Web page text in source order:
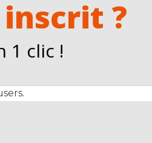
?
1 clic !